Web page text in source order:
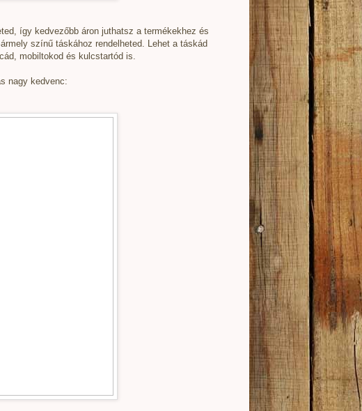
így kedvezőbb áron juthatsz a termékekhez és
színű táskához rendelheted. Lehet a táskád
mobiltokod és kulcstartód is.
nagy kedvenc: